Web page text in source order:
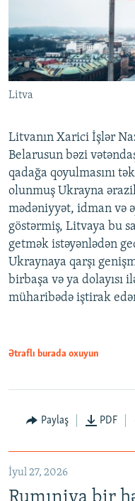
Litva
Litvanın Xarici İşlər
Belarusun bəzi
qadağa qoyulmasını
olunmuş Ukrayna
mədəniyyət, idman və
göstərmiş, Litvaya bu
getmək istəyənlədən
Ukraynaya qarşı
birbaşa və ya dolayısı
müharibədə iştirak
Ətraflı burada oxuyun
Paylaş PDF
İyul 27, 2026